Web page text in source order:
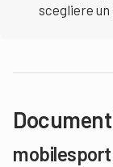
scegliere
mobilesport